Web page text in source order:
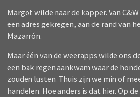
Margot wilde naar de kapper. Van
een adres gekregen, aan de rand van
Mazarrón.
Maar één van de weerapps wilde ons
een bak regen aankwam waar de
zouden lusten. Thuis zijn we min of
handelen. Hoe anders is dat hier. Op